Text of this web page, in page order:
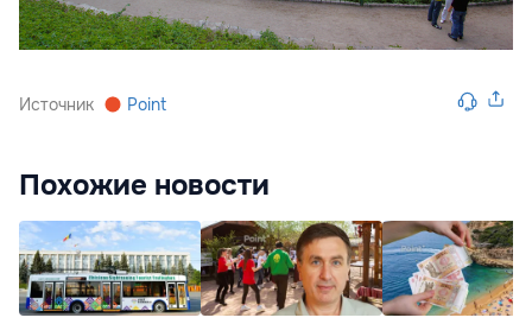
Источник Point
Похожие новости